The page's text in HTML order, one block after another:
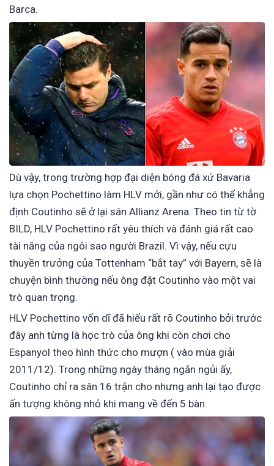
Barca.
Dù vậy, trong trường hợp đại diện bóng đá xứ Bavaria
lựa chọn Pochettino làm HLV mới, gần như có thể khẳng
định Coutinho sẽ ở lại sân Allianz Arena. Theo tin từ tờ
BILD, HLV Pochettino rất yêu thích và đánh giá rất cao
tài năng của ngôi sao người Brazil. Vì vậy, nếu cựu
thuyền trưởng của Tottenham “bắt tay” với Bayern, sẽ là
chuyện bình thường nếu ông đặt Coutinho vào một vai
trò quan trọng.
HLV Pochettino vốn dĩ đã hiểu rất rõ Coutinho bởi trước
đây anh từng là học trò của ông khi còn chơi cho
Espanyol theo hình thức cho mượn ( vào mùa giải
2011/12). Trong những ngày tháng ngắn ngủi ấy,
Coutinho chỉ ra sân 16 trận cho nhưng anh lại tạo được
ấn tượng không nhỏ khi mang về đến 5 bàn.